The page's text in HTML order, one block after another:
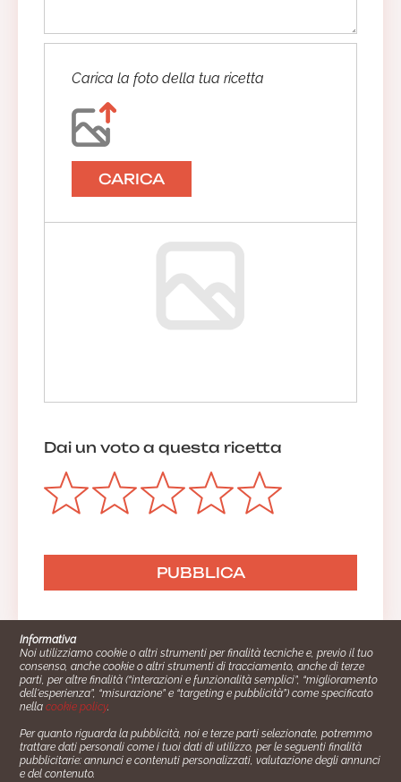
Carica la foto della tua ricetta
CARICA
Dai un voto a questa ricetta
Cucinare.it è un marchio commerciale di Impiego24.it s.r.l.
copyright 2014 - 2024 P.IVA: 03406490130
Informativa
Noi utilizziamo cookie o altri strumenti per finalità tecniche e, previo il tuo
consenso, anche cookie o altri strumenti di tracciamento, anche di terze
parti, per altre finalità (“interazioni e funzionalità semplici”, “miglioramento
dell'esperienza”, “misurazione” e “targeting e pubblicità”) come specificato
nellacookie policy.
Per quanto riguarda la pubblicità, noi e terze parti selezionate, potremmo
trattare dati personali come i tuoi dati di utilizzo, per le seguenti finalità
pubblicitarie: annunci e contenuti personalizzati, valutazione degli annunci
e del contenuto.